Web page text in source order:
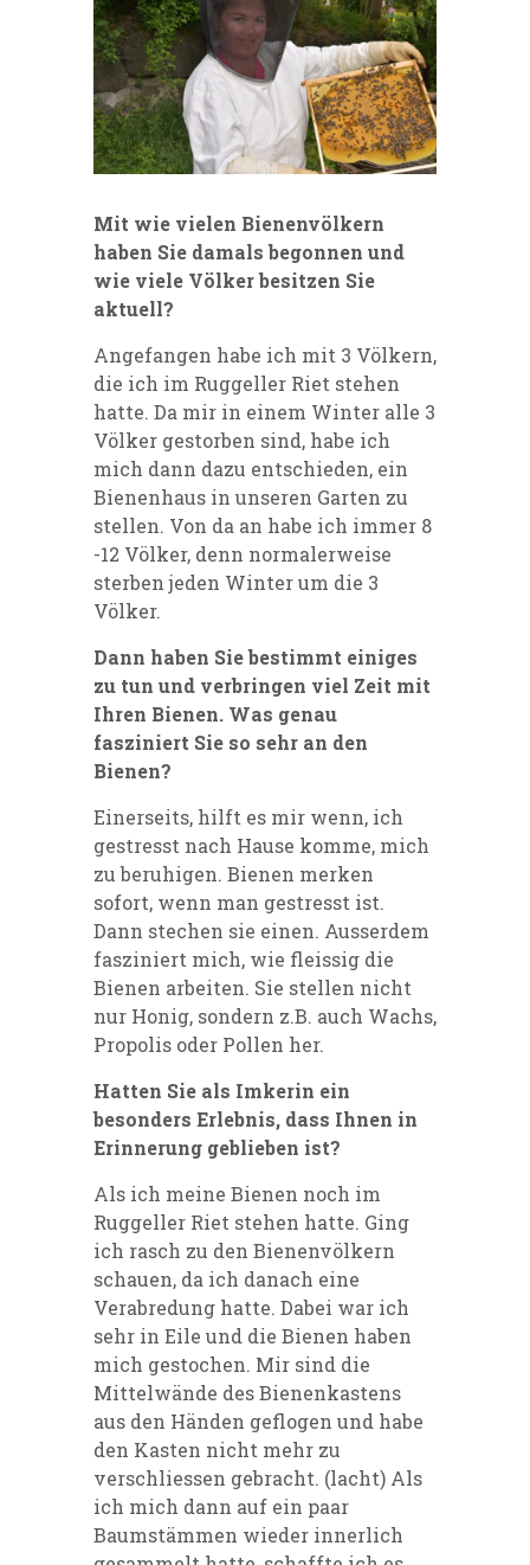
Mit wie vielen Bienenvölkern
haben Sie damals begonnen und
wie viele Völker besitzen Sie
aktuell?
Angefangen habe ich mit 3 Völkern,
die ich im Ruggeller Riet stehen
hatte. Da mir in einem Winter alle 3
Völker gestorben sind, habe ich
mich dann dazu entschieden, ein
Bienenhaus in unseren Garten zu
stellen. Von da an habe ich immer 8
-12 Völker, denn normalerweise
sterben jeden Winter um die 3
Völker.
Dann haben Sie bestimmt einiges
zu tun und verbringen viel Zeit mit
Ihren Bienen. Was genau
fasziniert Sie so sehr an den
Bienen?
Einerseits, hilft es mir wenn, ich
gestresst nach Hause komme, mich
zu beruhigen. Bienen merken
sofort, wenn man gestresst ist.
Dann stechen sie einen. Ausserdem
fasziniert mich, wie fleissig die
Bienen arbeiten. Sie stellen nicht
nur Honig, sondern z.B. auch Wachs,
Propolis oder Pollen her.
Hatten Sie als Imkerin ein
besonders Erlebnis, dass Ihnen in
Erinnerung geblieben ist?
Als ich meine Bienen noch im
Ruggeller Riet stehen hatte. Ging
ich rasch zu den Bienenvölkern
schauen, da ich danach eine
Verabredung hatte. Dabei war ich
sehr in Eile und die Bienen haben
mich gestochen. Mir sind die
Mittelwände des Bienenkastens
aus den Händen geflogen und habe
den Kasten nicht mehr zu
verschliessen gebracht. (lacht) Als
ich mich dann auf ein paar
Baumstämmen wieder innerlich